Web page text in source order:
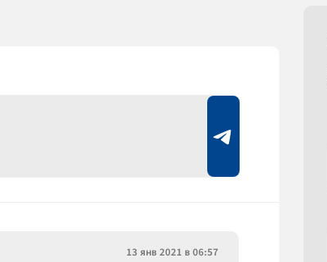
13 янв 2021 в 06:57